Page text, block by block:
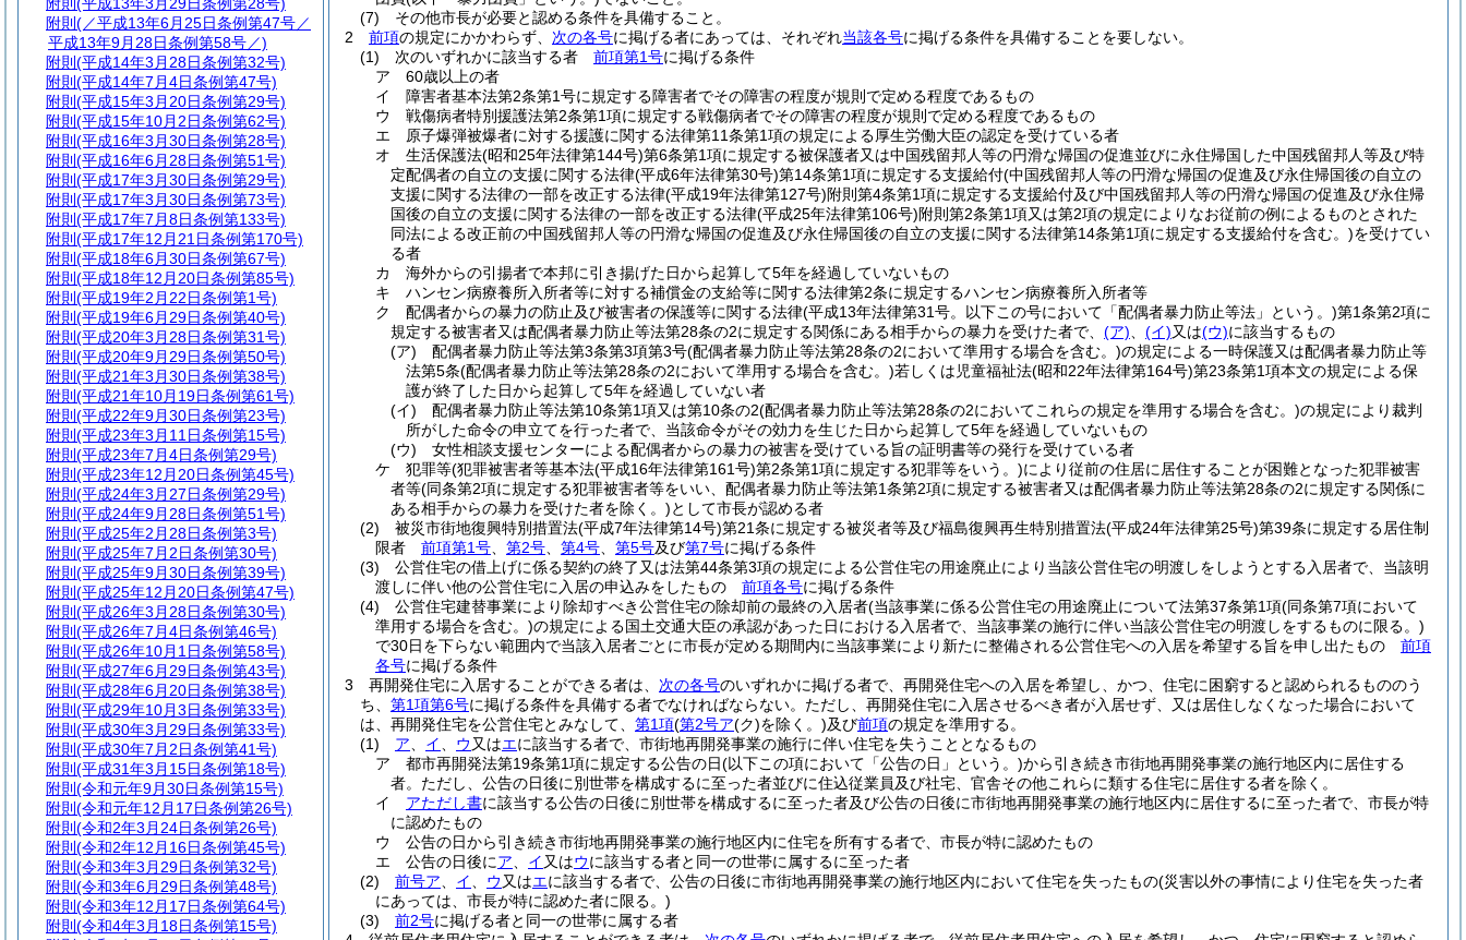
(7)
その他市長が必要と認める条件を具備すること。
2
前項の規定にかかわらず、 次の各号に掲げる者にあっては、それぞれ当該各号に掲げる条件を具備することを要しない。
(1)
次のいずれかに該当する者 前項第1号に掲げる条件
ア
60歳以上の者
イ
障害者基本法第2条第1号に規定する障害者でその障害の程度が規則で定める程度であるもの
ウ
戦傷病者特別援護法第2条第1項に規定する戦傷病者でその障害の程度が規則で定める程度であるもの
エ
原子爆弾被爆者に対する援護に関する法律第11条第1項の規定による厚生労働大臣の認定を受けている者
オ
生活保護法(昭和25年法律第144号)第6条第1項に規定する被保護者又は中国残留邦人等の円滑な帰国の促進並びに永住帰国した中国残留邦人等及び特
定配偶者の自立の支援に関する法律(平成6年法律第30号)第14条第1項に規定する支援給付(中国残留邦人等の円滑な帰国の促進及び永住帰国後の自立の
支援に関する法律の一部を改正する法律(平成19年法律第127号)附則第4条第1項に規定する支援給付及び中国残留邦人等の円滑な帰国の促進及び永住帰
国後の自立の支援に関する法律の一部を改正する法律(平成25年法律第106号)附則第2条第1項又は第2項の規定によりなお従前の例によるものとされた
同法による改正前の中国残留邦人等の円滑な帰国の促進及び永住帰国後の自立の支援に関する法律第14条第1項に規定する支援給付を含む。)を受けてい
る者
カ
海外からの引揚者で本邦に引き揚げた日から起算して5年を経過していないもの
キ
ハンセン病療養所入所者等に対する補償金の支給等に関する法律第2条に規定するハンセン病療養所入所者等
ク
配偶者からの暴力の防止及び被害者の保護等に関する法律(平成13年法律第31号。以下この号において「配偶者暴力防止等法」という。)第1条第2項に
規定する被害者又は配偶者暴力防止等法第28条の2に規定する関係にある相手からの暴力を受けた者で、 (ア) (イ)又は(ウ)に該当するもの
(ア)
配偶者暴力防止等法第3条第3項第3号(配偶者暴力防止等法第28条の2において準用する場合を含む。)の規定による一時保護又は配偶者暴力防止等
法第5条(配偶者暴力防止等法第28条の2において準用する場合を含む。)若しくは児童福祉法(昭和22年法律第164号)第23条第1項本文の規定による保
護が終了した日から起算して5年を経過していない者
(イ)
配偶者暴力防止等法第10条第1項又は第10条の2(配偶者暴力防止等法第28条の2においてこれらの規定を準用する場合を含む。)の規定により裁判
所がした命令の申立てを行った者で、当該命令がその効力を生じた日から起算して5年を経過していないもの
(ウ)
女性相談支援センターによる配偶者からの暴力の被害を受けている旨の証明書等の発行を受けている者
ケ
犯罪等(犯罪被害者等基本法(平成16年法律第161号)第2条第1項に規定する犯罪等をいう。)により従前の住居に居住することが困難となった犯罪被害
者等(同条第2項に規定する犯罪被害者等をいい、配偶者暴力防止等法第1条第2項に規定する被害者又は配偶者暴力防止等法第28条の2に規定する関係に
ある相手からの暴力を受けた者を除く。)として市長が認める者
(2)
被災市街地復興特別措置法(平成7年法律第14号)第21条に規定する被災者等及び福島復興再生特別措置法(平成24年法律第25号)第39条に規定する居住制
限者 前項第1号 第2号 第4号 第5号及び第7号に掲げる条件
(3)
公営住宅の借上げに係る契約の終了又は法第44条第3項の規定による公営住宅の用途廃止により当該公営住宅の明渡しをしようとする入居者で、当該明
渡しに伴い他の公営住宅に入居の申込みをしたもの 前項各号に掲げる条件
(4)
公営住宅建替事業により除却すべき公営住宅の除却前の最終の入居者(当該事業に係る公営住宅の用途廃止について法第37条第1項(同条第7項において
準用する場合を含む。)の規定による国土交通大臣の承認があった日における入居者で、当該事業の施行に伴い当該公営住宅の明渡しをするものに限る。)
で30日を下らない範囲内で当該入居者ごとに市長が定める期間内に当該事業により新たに整備される公営住宅への入居を希望する旨を申し出たもの 前項
各号に掲げる条件
3
再開発住宅に入居することができる者は、 次の各号のいずれかに掲げる者で、再開発住宅への入居を希望し、かつ、住宅に困窮すると認められるもののう
ち、 第1項第6号に掲げる条件を具備する者でなければならない。 ただし、再開発住宅に入居させるべき者が入居せず、又は居住しなくなった場合において
は、再開発住宅を公営住宅とみなして、 第1項(第2号ア(ク)を除く。)及び前項の規定を準用する。
(1)
ア イ ウ 又はエに該当する者で、市街地再開発事業の施行に伴い住宅を失うこととなるもの
ア
都市再開発法第19条第1項に規定する公告の日(以下この項において「公告の日」という。)から引き続き市街地再開発事業の施行地区内に居住する
者。 ただし、公告の日後に別世帯を構成するに至った者並びに住込従業員及び社宅、官舎その他これらに類する住宅に居住する者を除く。
イ
アただし書に該当する公告の日後に別世帯を構成するに至った者及び公告の日後に市街地再開発事業の施行地区内に居住するに至った者で、市長が特
に認めたもの
ウ
公告の日から引き続き市街地再開発事業の施行地区内に住宅を所有する者で、市長が特に認めたもの
エ
公告の日後にア イ 又はウに該当する者と同一の世帯に属するに至った者
(2)
前号ア イ ウ 又はエに該当する者で、公告の日後に市街地再開発事業の施行地区内において住宅を失ったもの(災害以外の事情により住宅を失った者
にあっては、市長が特に認めた者に限る。)
(3)
前2号に掲げる者と同一の世帯に属する者
附則 (／平成13年6月25日条例第47号／
平成13年9月28日条例第58号／)
附則 (平成14年3月28日条例第32号)
附則 (平成14年7月4日条例第47号)
附則 (平成15年3月20日条例第29号)
附則 (平成15年10月2日条例第62号)
附則 (平成16年3月30日条例第28号)
附則 (平成16年6月28日条例第51号)
附則 (平成17年3月30日条例第29号)
附則 (平成17年3月30日条例第73号)
附則 (平成17年7月8日条例第133号)
附則 (平成17年12月21日条例第170号)
附則 (平成18年6月30日条例第67号)
附則 (平成18年12月20日条例第85号)
附則 (平成19年2月22日条例第1号)
附則 (平成19年6月29日条例第40号)
附則 (平成20年3月28日条例第31号)
附則 (平成20年9月29日条例第50号)
附則 (平成21年3月30日条例第38号)
附則 (平成21年10月19日条例第61号)
附則 (平成22年9月30日条例第23号)
附則 (平成23年3月11日条例第15号)
附則 (平成23年7月4日条例第29号)
附則 (平成23年12月20日条例第45号)
附則 (平成24年3月27日条例第29号)
附則 (平成24年9月28日条例第51号)
附則 (平成25年2月28日条例第3号)
附則 (平成25年7月2日条例第30号)
附則 (平成25年9月30日条例第39号)
附則 (平成25年12月20日条例第47号)
附則 (平成26年3月28日条例第30号)
附則 (平成26年7月4日条例第46号)
附則 (平成26年10月1日条例第58号)
附則 (平成27年6月29日条例第43号)
附則 (平成28年6月20日条例第38号)
附則 (平成29年10月3日条例第33号)
附則 (平成30年3月29日条例第33号)
附則 (平成30年7月2日条例第41号)
附則 (平成31年3月15日条例第18号)
附則 (令和元年9月30日条例第15号)
附則 (令和元年12月17日条例第26号)
附則 (令和2年3月24日条例第26号)
附則 (令和2年12月16日条例第45号)
附則 (令和3年3月29日条例第32号)
附則 (令和3年6月29日条例第48号)
附則 (令和3年12月17日条例第64号)
附則 (令和4年3月18日条例第15号)